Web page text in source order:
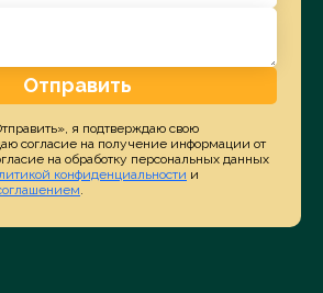
Отправить
я подтверждаю свою
согласие на получение информации от
на обработку персональных данных
конфиденциальности и
.